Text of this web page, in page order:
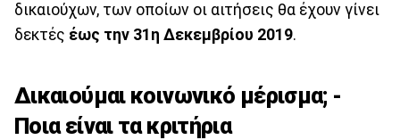
δικαιούχων, των οποίων οι αιτήσεις θα έχουν γίνει
δεκτές έως την 31η Δεκεμβρίου 2019.
Δικαιούμαι κοινωνικό μέρισμα; -
Ποια είναι τα κριτήρια